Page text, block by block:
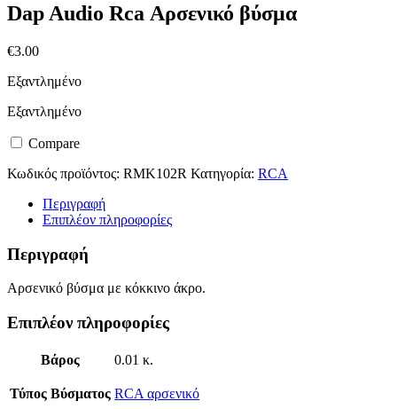
Dap Audio Rca Αρσενικό βύσμα
€3.00
Εξαντλημένο
Εξαντλημένο
Compare
Κωδικός προϊόντος: RMK102R Κατηγορία: RCA
Περιγραφή
Επιπλέον πληροφορίες
Περιγραφή
Αρσενικό βύσμα με κόκκινο άκρο.
Επιπλέον πληροφορίες
Βάρος 0.01 κ.
Τύπος Βύσματος RCA αρσενικό